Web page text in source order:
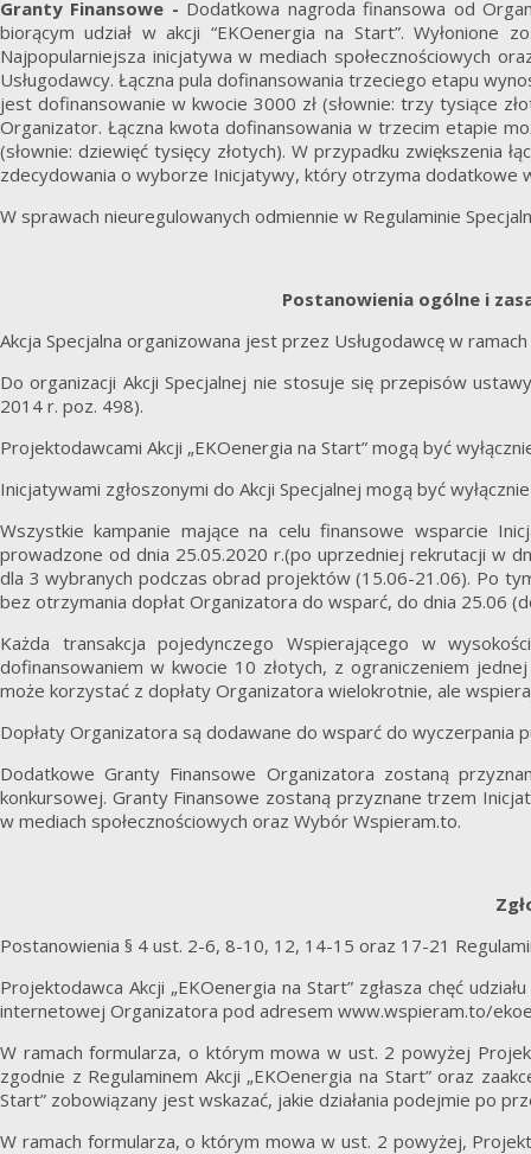
Granty Finansowe - Dodatkowa nagroda finansowa od
biorącym udział w akcji “EKOenergia na Start”.
Najpopularniejsza inicjatywa w mediach społecznościowych
Usługodawcy. Łączna pula dofinansowania trzeciego etapu
jest dofinansowanie w kwocie 3000 zł (słownie: trzy tysiące
Organizator. Łączna kwota dofinansowania w trzecim etapie
(słownie: dziewięć tysięcy złotych). W przypadku zwiększenia
zdecydowania o wyborze Inicjatywy, który otrzyma dodatkowe
W sprawach nieuregulowanych odmiennie w Regulaminie
Postanowienia ogólne i
Akcja Specjalna organizowana jest przez Usługodawcę w
Do organizacji Akcji Specjalnej nie stosuje się przepisów
2014 r. poz. 498).
Projektodawcami Akcji „EKOenergia na Start” mogą być
Inicjatywami zgłoszonymi do Akcji Specjalnej mogą być
Wszystkie kampanie mające na celu finansowe wsparcie
prowadzone od dnia 25.05.2020 r.(po uprzedniej rekrutacji w
dla 3 wybranych podczas obrad projektów (15.06-21.06). Po
bez otrzymania dopłat Organizatora do wsparć, do dnia 25.06
Każda transakcja pojedynczego Wspierającego w
dofinansowaniem w kwocie 10 złotych, z ograniczeniem
może korzystać z dopłaty Organizatora wielokrotnie, ale
Dopłaty Organizatora są dodawane do wsparć do wyczerpania
Dodatkowe Granty Finansowe Organizatora zostaną
konkursowej. Granty Finansowe zostaną przyznane trzem
w mediach społecznościowych oraz Wybór Wspieram.to.
Postanowienia § 4 ust. 2-6, 8-10, 12, 14-15 oraz 17-21
Projektodawca Akcji „EKOenergia na Start” zgłasza chęć
internetowej Organizatora pod adresem www.wspieram.to/
W ramach formularza, o którym mowa w ust. 2 powyżej
zgodnie z Regulaminem Akcji „EKOenergia na Start” oraz
Start” zobowiązany jest wskazać, jakie działania podejmie po
W ramach formularza, o którym mowa w ust. 2 powyżej,